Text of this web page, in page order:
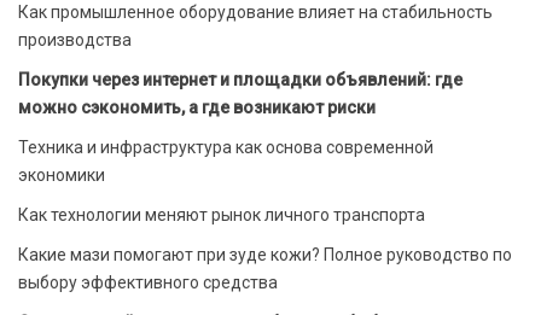
Как промышленное оборудование влияет на стабильность
производства
Покупки через интернет и площадки объявлений: где
можно сэкономить, а где возникают риски
Техника и инфраструктура как основа современной
экономики
Как технологии меняют рынок личного транспорта
Какие мази помогают при зуде кожи? Полное руководство по
выбору эффективного средства